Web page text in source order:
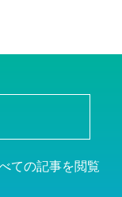
ての記事を閲覧